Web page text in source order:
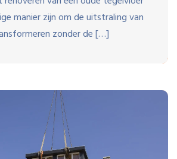
manier zijn om de uitstraling van
zonder de […]